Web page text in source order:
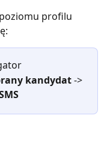
poziomu profilu
kandydat ->